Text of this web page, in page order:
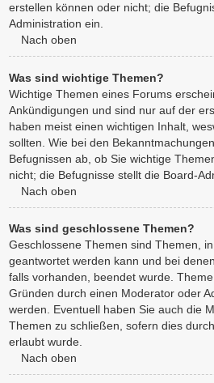
erstellen können oder nicht; die
Administration ein.
Nach oben
Was sind wichtige Themen?
Wichtige Themen eines Forums
Ankündigungen und sind nur auf der
haben meist einen wichtigen Inhalt,
sollten. Wie bei den
Befugnissen ab, ob Sie wichtige
nicht; die Befugnisse stellt die Board-
Nach oben
Was sind geschlossene Themen?
Geschlossene Themen sind Themen,
geantwortet werden kann und bei
falls vorhanden, beendet wurde.
Gründen durch einen Moderator oder
werden. Eventuell haben Sie auch die
Themen zu schließen, sofern dies
erlaubt wurde.
Nach oben